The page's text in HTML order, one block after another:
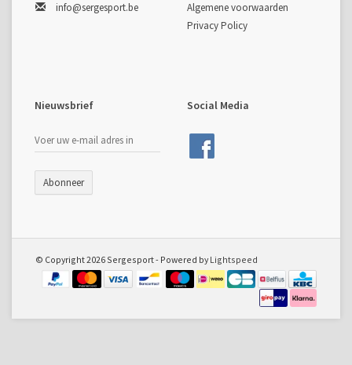
info@sergesport.be
Algemene voorwaarden
Privacy Policy
Nieuwsbrief
Abonneer
Social Media
© Copyright 2026 Sergesport - Powered byLightspeed